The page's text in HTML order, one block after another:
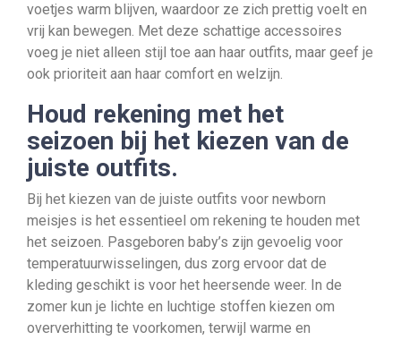
voetjes warm blijven, waardoor ze zich prettig voelt en
vrij kan bewegen. Met deze schattige accessoires
voeg je niet alleen stijl toe aan haar outfits, maar geef je
ook prioriteit aan haar comfort en welzijn.
Houd rekening met het
seizoen bij het kiezen van de
juiste outfits.
Bij het kiezen van de juiste outfits voor newborn
meisjes is het essentieel om rekening te houden met
het seizoen. Pasgeboren baby’s zijn gevoelig voor
temperatuurwisselingen, dus zorg ervoor dat de
kleding geschikt is voor het heersende weer. In de
zomer kun je lichte en luchtige stoffen kiezen om
oververhitting te voorkomen, terwijl warme en